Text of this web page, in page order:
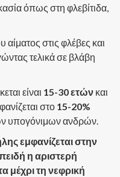
όπως στη φλεβίτιδα,
στις φλέβες και
τελικά σε βλάβη
είναι 15-30 ετών και
στο 15-20%
υπογόνιμων ανδρών.
εμφανίζεται στην
η αριστερή
μέχρι τη νεφρική